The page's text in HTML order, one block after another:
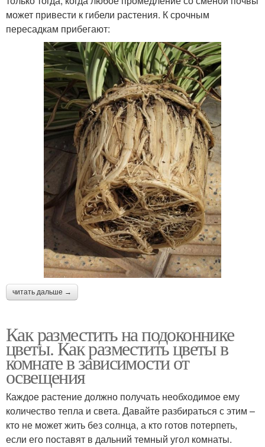
может привести к гибели растения. К срочным
пересадкам прибегают:
читать дальше →
Как разместить на подоконнике
цветы. Как разместить цветы в
комнате в зависимости от
освещения
Каждое растение должно получать необходимое ему
количество тепла и света. Давайте разбираться с этим –
кто не может жить без солнца, а кто готов потерпеть,
если его поставят в дальний темный угол комнаты.